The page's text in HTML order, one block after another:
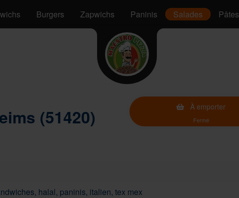
Burgers Zapwichs Paninis Salades Pâtes
(51420)
À emporter
Fermé
halal, paninis, italien, tex mex